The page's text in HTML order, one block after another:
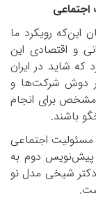
این‌که رویکرد ما
و اقتصادی این
شاید در ایران
بر دوش شرکت‌ها و
مشخص برای انجام
باشند.
مسئولیت اجتماعی
پیش‌نویس دوم به
شیخی مدل نو